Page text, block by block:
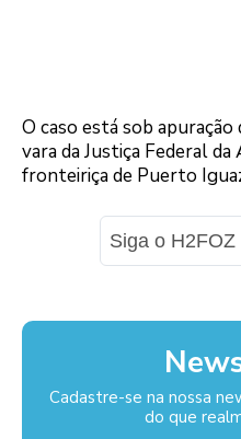
O caso está sob
vara da Justiça Federal
fronteiriça de Puerto
Siga o H2FOZ
Cadastre-se na nossa
do que